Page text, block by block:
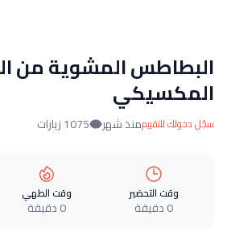
البطاطس المشوية من
المكسيكي
سجّل دخولك للتقييممنذ شهر 1075 زيارات
وقت التحضير
0 دقيقة
وقت الطهي
0 دقيقة